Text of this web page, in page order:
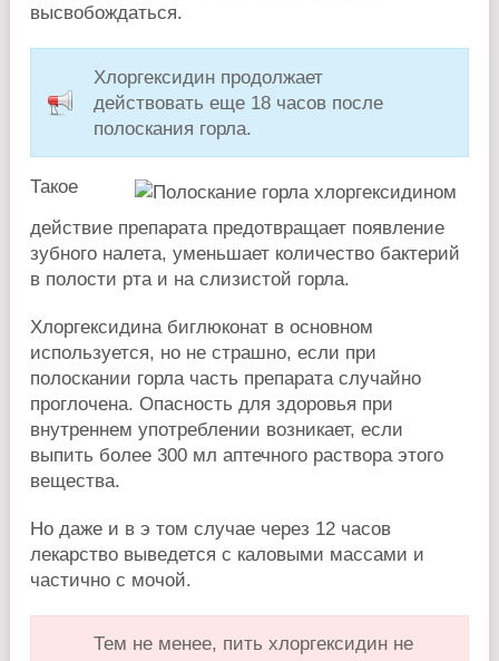
высвобождаться.
Хлоргексидин продолжает
действовать еще 18 часов после
полоскания горла.
Такое
действие препарата предотвращает появление
зубного налета, уменьшает количество бактерий
в полости рта и на слизистой горла.
Хлоргексидина биглюконат в основном
используется, но не страшно, если при
полоскании горла часть препарата случайно
проглочена. Опасность для здоровья при
внутреннем употреблении возникает, если
выпить более 300 мл аптечного раствора этого
вещества.
Но даже и в э том случае через 12 часов
лекарство выведется с каловыми массами и
частично с мочой.
Тем не менее, пить хлоргексидин не